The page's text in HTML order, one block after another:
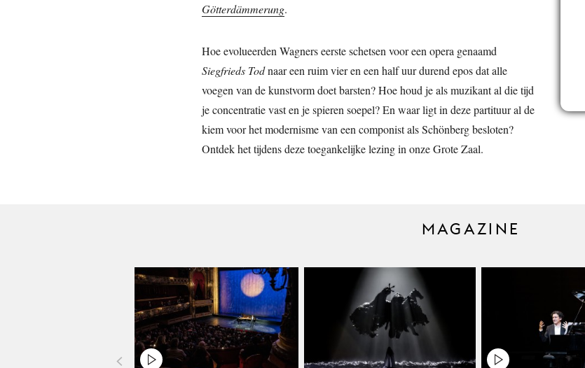
Götterdämmerung.
Hoe evolueerden Wagners eerste schetsen voor een opera genaamd
Siegfrieds Todnaar een ruim vier en een half uur durend epos dat alle
voegen van de kunstvorm doet barsten? Hoe houd je als muzikant al die tijd
je concentratie vast en je spieren soepel? En waar ligt in deze partituur al de
kiem voor het modernisme van een componist als Schönberg besloten?
Ontdek het tijdens deze toegankelijke lezing in onze Grote Zaal.
MAGAZINE
<